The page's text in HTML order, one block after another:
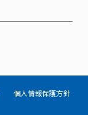
個人情報保護方針